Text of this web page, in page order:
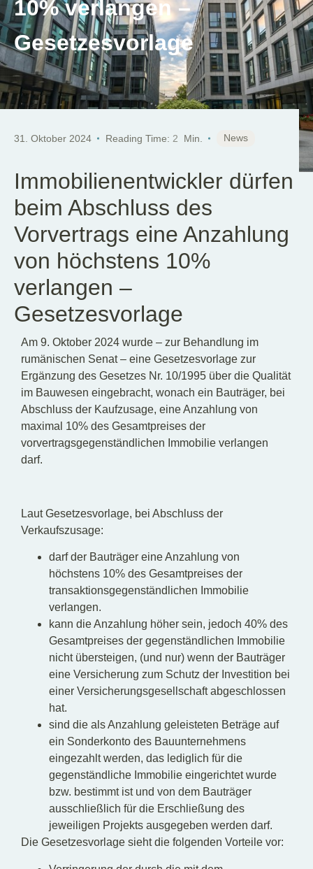
10% verlangen –
Gesetzesvorlage
31. Oktober 2024 Reading Time: 2 Min. News
Immobilienentwickler dürfen
beim Abschluss des
Vorvertrags eine Anzahlung
von höchstens 10%
verlangen –
Gesetzesvorlage
Am 9. Oktober 2024 wurde – zur Behandlung im
rumänischen Senat – eine Gesetzesvorlage zur
Ergänzung des Gesetzes Nr. 10/1995 über die Qualität
im Bauwesen eingebracht, wonach ein Bauträger, bei
Abschluss der Kaufzusage, eine Anzahlung von
maximal 10% des Gesamtpreises der
vorvertragsgegenständlichen Immobilie verlangen
darf.
Laut Gesetzesvorlage, bei Abschluss der
Verkaufszusage:
darf der Bauträger eine Anzahlung von
höchstens 10% des Gesamtpreises der
transaktionsgegenständlichen Immobilie
verlangen.
kann die Anzahlung höher sein, jedoch 40% des
Gesamtpreises der gegenständlichen Immobilie
nicht übersteigen, (und nur) wenn der Bauträger
eine Versicherung zum Schutz der Investition bei
einer Versicherungsgesellschaft abgeschlossen
hat.
sind die als Anzahlung geleisteten Beträge auf
ein Sonderkonto des Bauunternehmens
eingezahlt werden, das lediglich für die
gegenständliche Immobilie eingerichtet wurde
bzw. bestimmt ist und von dem Bauträger
ausschließlich für die Erschließung des
jeweiligen Projekts ausgegeben werden darf.
Die Gesetzesvorlage sieht die folgenden Vorteile vor: